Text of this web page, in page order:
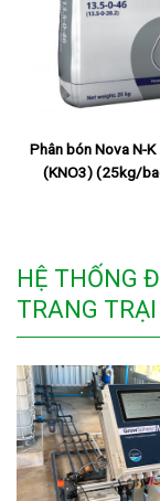
Phân bón Nova N-
(KNO3) (25kg/
HỆ THỐNG
TRANG